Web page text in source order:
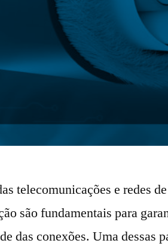
telecomunicações e redes
são fundamentais para
das conexões. Uma dessas